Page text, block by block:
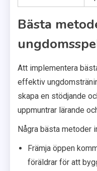
Bästa
Att implementera
effektiv
skapa en stödjande
uppmuntrar lärande
Några bästa metoder
Främja öppen
föräldrar för att